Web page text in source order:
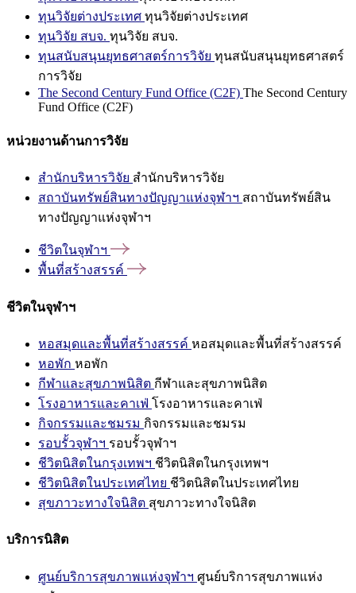
ทุนวิจัยต่างประเทศ ทุนวิจัยต่างประเทศ
ทุนวิจัย สบจ. ทุนวิจัย สบจ.
ทุนสนับสนุนยุทธศาสตร์การวิจัย ทุนสนับสนุนยุทธศาสตร์
การวิจัย
The Second Century Fund Office (C2F) The Second Century
Fund Office (C2F)
หน่วยงานด้านการวิจัย
สำนักบริหารวิจัย สำนักบริหารวิจัย
สถาบันทรัพย์สินทางปัญญาแห่งจุฬาฯ สถาบันทรัพย์สิน
ทางปัญญาแห่งจุฬาฯ
ชีวิตในจุฬาฯ
พื้นที่สร้างสรรค์
ชีวิตในจุฬาฯ
หอสมุดและพื้นที่สร้างสรรค์ หอสมุดและพื้นที่สร้างสรรค์
หอพัก หอพัก
กีฬาและสุขภาพนิสิต กีฬาและสุขภาพนิสิต
โรงอาหารและคาเฟ่ โรงอาหารและคาเฟ่
กิจกรรมและชมรม กิจกรรมและชมรม
รอบรั้วจุฬาฯ รอบรั้วจุฬาฯ
ชีวิตนิสิตในกรุงเทพฯ ชีวิตนิสิตในกรุงเทพฯ
ชีวิตนิสิตในประเทศไทย ชีวิตนิสิตในประเทศไทย
สุขภาวะทางใจนิสิต สุขภาวะทางใจนิสิต
บริการนิสิต
ศูนย์บริการสุขภาพแห่งจุฬาฯ ศูนย์บริการสุขภาพแห่ง